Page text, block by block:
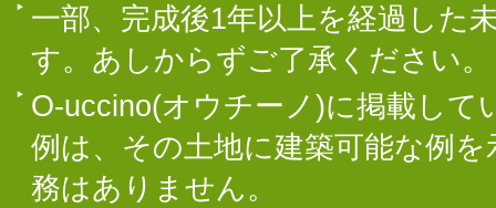
一部、完成後1年以上を経過した
す。あしからずご了承ください。
O-uccino(オウチーノ)に掲載して
例は、その土地に建築可能な例
務はありません。